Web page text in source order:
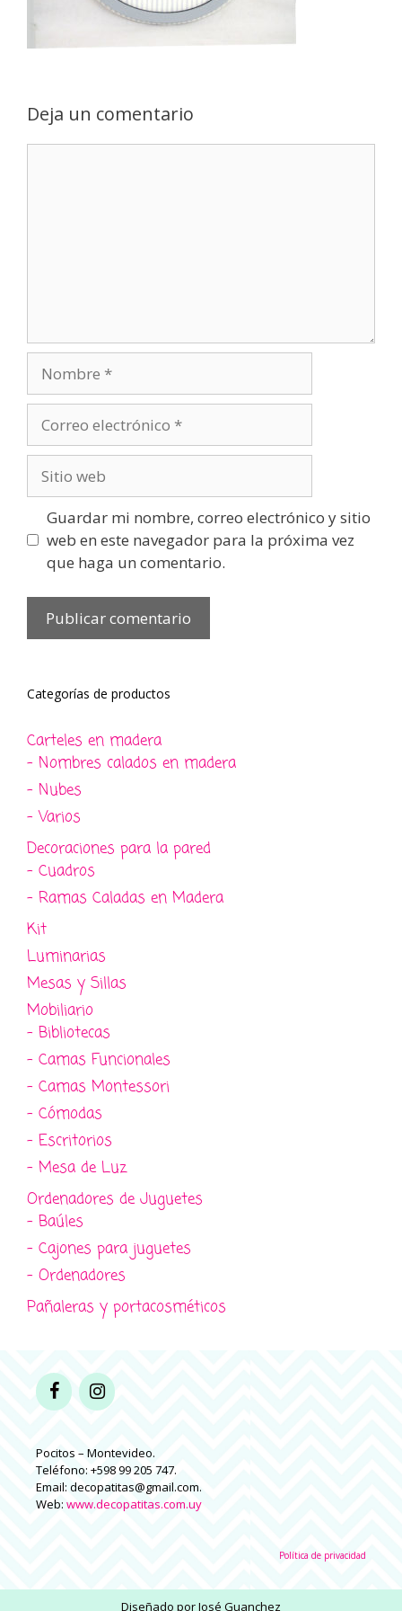
Deja un comentario
electrónico
web
Guardar mi nombre, correo electrónico y sitio
web en este navegador para la próxima vez
que haga un comentario.
Categorías de productos
Carteles en madera
- Nombres calados en madera
- Nubes
- Varios
Decoraciones para la pared
- Cuadros
- Ramas Caladas en Madera
Kit
Luminarias
Mesas y Sillas
Mobiliario
- Bibliotecas
- Camas Funcionales
- Camas Montessori
- Cómodas
- Escritorios
- Mesa de Luz
Ordenadores de Juguetes
- Baúles
- Cajones para juguetes
- Ordenadores
Pañaleras y portacosméticos
Pocitos – Montevideo.
Teléfono: +598 99 205 747.
Email: decopatitas@gmail.com.
Web: www.decopatitas.com.uy
Política de privacidad
Diseñado porJosé Guanchez